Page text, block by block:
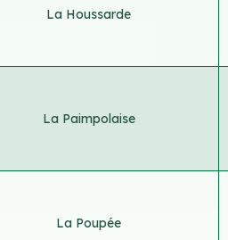
La Houssarde
La Paimpolaise
La Poupée